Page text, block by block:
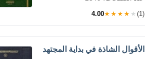
4.00★★★★★ (1)
الأقوال الشاذة في بداية المجتهد